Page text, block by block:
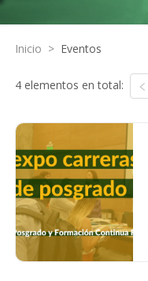
Inicio > Eventos
4 elementos en total: